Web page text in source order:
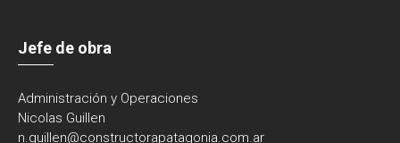
Jefe de obra
Administración y Operaciones
Nicolas Guillen
n.guillen@constructorapatagonia.com.ar